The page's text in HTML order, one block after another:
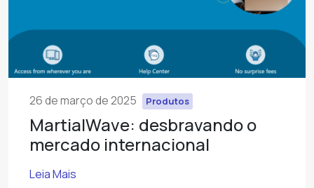
26 de março de 2025 Produtos
MartialWave: desbravando o
mercado internacional
Leia Mais